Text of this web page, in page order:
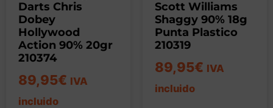
Darts Chris
Dobey
Hollywood
Action 90% 20gr
210374
89,95€ IVA
incluido
Scott Williams
Shaggy 90% 18g
Punta Plastico
210319
89,95€ IVA
incluido